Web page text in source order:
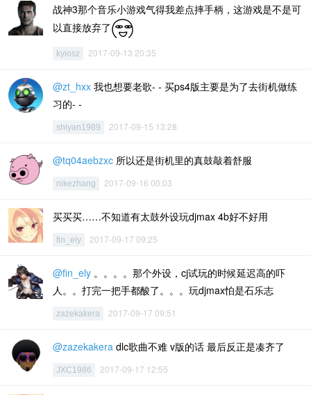
战神3那个音乐小游戏气得我差点摔手柄，这游戏是不是可
以直接放弃了
kyiosz 2017-09-13 20:35
@zt_hxx 我也想要老歌- - 买ps4版主要是为了去街机做练
习的- -
shiyan1989 2017-09-15 13:28
@tq04aebzxc 所以还是街机里的真鼓敲着舒服
nikezhang 2017-09-16 00:03
买买买……不知道有太鼓外设玩djmax 4b好不好用
fin_ely 2017-09-17 09:25
@fin_ely 。。。。那个外设，cj试玩的时候延迟高的吓
人。。打完一把手都酸了。。。玩djmax怕是石乐志
zazekakera 2017-09-17 09:51
@zazekakera dlc歌曲不难 v版的话 最后反正是凑齐了
JXC1986 2017-09-17 12:55